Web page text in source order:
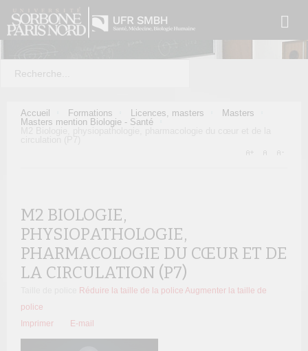
Accueil Formations Licences, masters
Masters
Masters mention Biologie - Santé
M2 BIOLOGIE,
PHYSIOPATHOLOGIE,
PHARMACOLOGIE DU CŒUR ET DE
LA CIRCULATION (P7)
Réduire la taille de la police Augmenter la taille de
police
Imprimer
E-mail